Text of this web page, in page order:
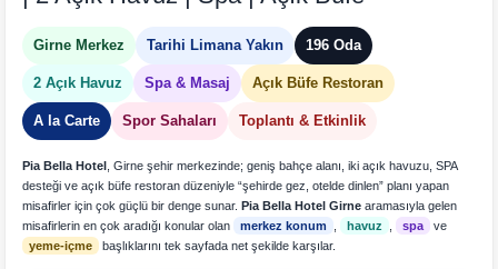
Girne Merkez Tarihi Limana Yakın 196 Oda
2 Açık Havuz Spa & Masaj Açık Büfe Restoran
A la Carte Spor Sahaları Toplantı & Etkinlik
Pia Bella Hotel , Girne şehir merkezinde; geniş bahçe alanı, iki açık havuzu, SPA
desteği ve açık büfe restoran düzeniyle “şehirde gez, otelde dinlen” planı yapan
misafirler için çok güçlü bir denge sunar.Pia Bella Hotel Girne aramasıyla gelen
misafirlerin en çok aradığı konular olan
merkez konum havuz spa
ve
yeme-içme
başlıklarını tek sayfada net şekilde karşılar.